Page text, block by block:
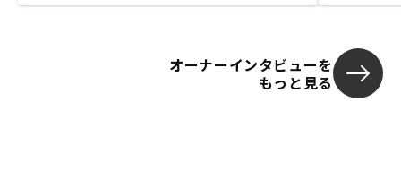
オーナーインタビューを
もっと見る